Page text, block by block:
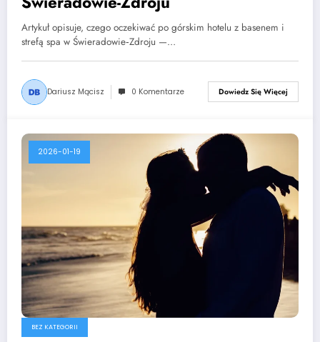
Artykuł opisuje, czego oczekiwać po górskim hotelu z basenem i
strefą spa w Świeradowie‑Zdroju —…
Dariusz Mącisz 0 Komentarze Dowiedz Się Więcej
2026-01-19
BEZ KATEGORII